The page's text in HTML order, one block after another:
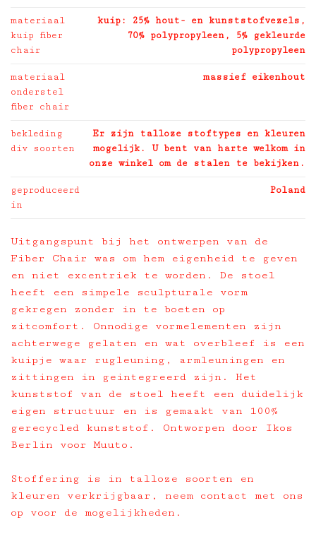
materiaal
kuip fiber
chair
kuip: 25% hout- en kunststofvezels,
70% polypropyleen, 5% gekleurde
polypropyleen
materiaal
onderstel
fiber chair
massief eikenhout
bekleding
div soorten
Er zijn talloze stoftypes en kleuren
mogelijk. U bent van harte welkom in
onze winkel om de stalen te bekijken.
geproduceerd
in
Poland
Uitgangspunt bij het ontwerpen van de
Fiber Chair was om hem eigenheid te geven
en niet excentriek te worden. De stoel
heeft een simpele sculpturale vorm
gekregen zonder in te boeten op
zitcomfort. Onnodige vormelementen zijn
achterwege gelaten en wat overbleef is een
kuipje waar rugleuning, armleuningen en
zittingen in geintegreerd zijn. Het
kunststof van de stoel heeft een duidelijk
eigen structuur en is gemaakt van 100%
gerecycled kunststof. Ontworpen door Ikos
Berlin voor Muuto.
Stoffering is in talloze soorten en
kleuren verkrijgbaar, neem contact met ons
op voor de mogelijkheden.